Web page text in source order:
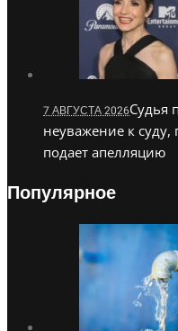
7 АВГУСТА 2026Судья
неуважение к
подает апелляцию
Популярное